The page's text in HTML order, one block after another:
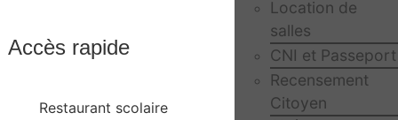
Location de
salles
CNI et Passeport
Recensement
Citoyen
Accès rapide
Restaurant scolaire